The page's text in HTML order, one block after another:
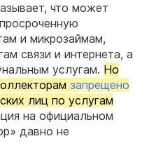
что может
и микрозаймам,
связи и интернета, а
услугам. Но
запрещено
лиц по услугам
на официальном
давно не